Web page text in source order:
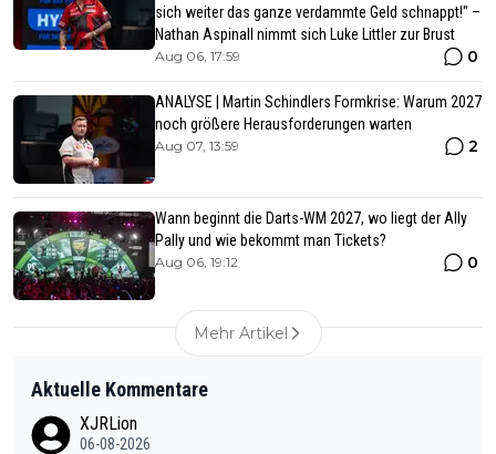
sich weiter das ganze verdammte Geld schnappt!" –
Nathan Aspinall nimmt sich Luke Littler zur Brust
Aug 06, 17:59 0
ANALYSE | Martin Schindlers Formkrise: Warum 2027
noch größere Herausforderungen warten
Aug 07, 13:59 2
Wann beginnt die Darts-WM 2027, wo liegt der Ally
Pally und wie bekommt man Tickets?
Aug 06, 19:12 0
Mehr Artikel
Aktuelle Kommentare
XJRLion
06-08-2026